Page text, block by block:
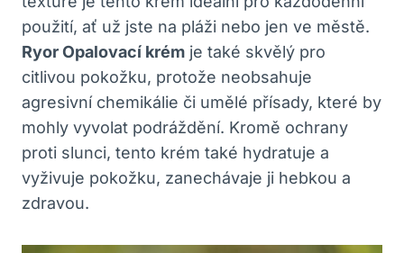
použití, ať už jste na pláži nebo jen ve městě.
Ryor Opalovací krém je také skvělý pro
citlivou pokožku, protože neobsahuje
agresivní chemikálie či umělé přísady, které by
mohly vyvolat podráždění. Kromě ochrany
proti slunci, tento krém také hydratuje a
vyživuje pokožku, zanechávaje ji hebkou a
zdravou.